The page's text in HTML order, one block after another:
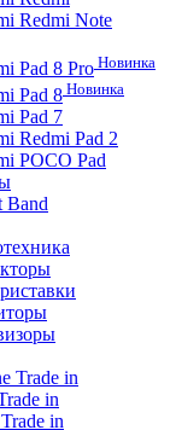
Redmi Note
Pad 8 Pro Новинка
Pad 8 Новинка
Pad 7
Redmi Pad 2
POCO Pad
Band
Trade in
in
in